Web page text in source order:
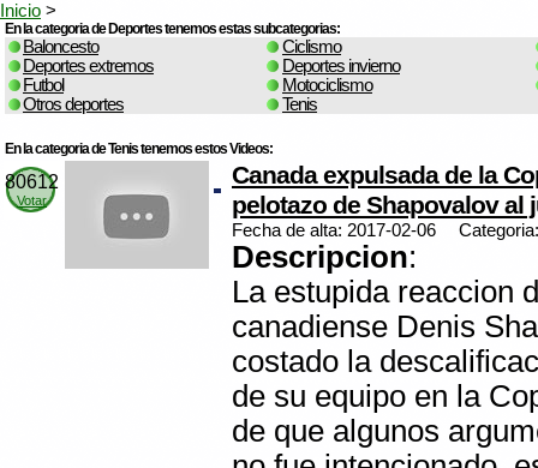
Inicio >
En la categoria de Deportes tenemos estas subcategorias:
Baloncesto
Ciclismo
Deportes extremos
Deportes invierno
Futbol
Motociclismo
Otros deportes
Tenis
En la categoria de Tenis tenemos estos Videos:
80612
Votar
Canada expulsada de la
pelotazo de Shapovalov al
Fecha de alta: 2017-02-06 Categoria:
Descripcion:
La estupida reaccion
canadiense Denis
costado la
de su equipo en la
de que algunos